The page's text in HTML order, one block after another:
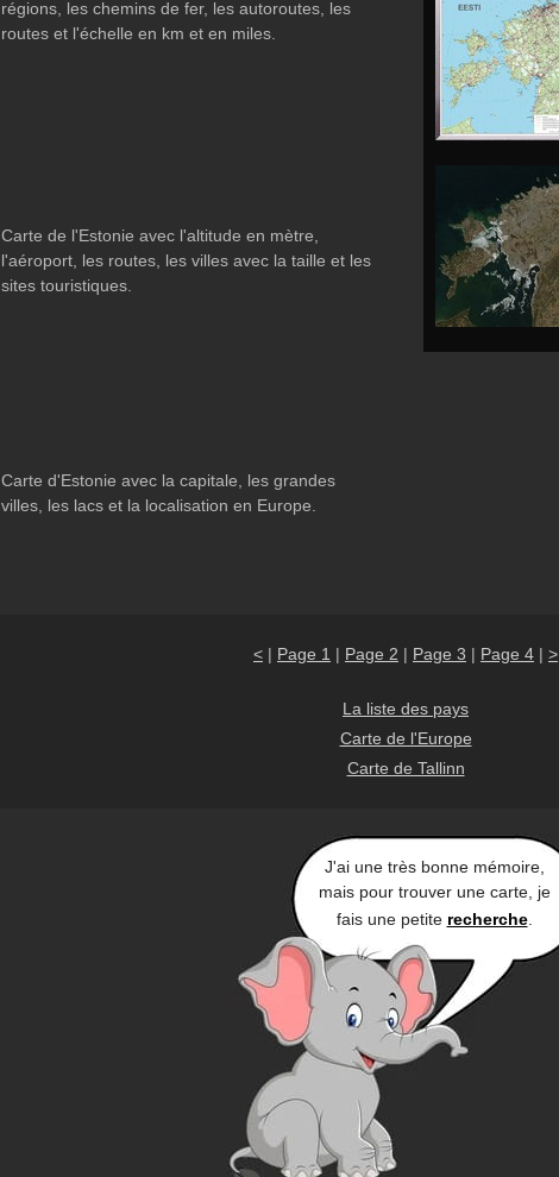
régions, les chemins de fer, les autoroutes, les
routes et l'échelle en km et en miles.
Carte de l'Estonie avec l'altitude en mètre,
l'aéroport, les routes, les villes avec la taille et les
sites touristiques.
Carte d'Estonie avec la capitale, les grandes
villes, les lacs et la localisation en Europe.
< | Page 1 | Page 2 | Page 3 | Page 4 | >
La liste des pays
Carte de l'Europe
Carte de Tallinn
J'ai une très bonne mémoire,
mais pour trouver une carte, je
fais une petite recherche.